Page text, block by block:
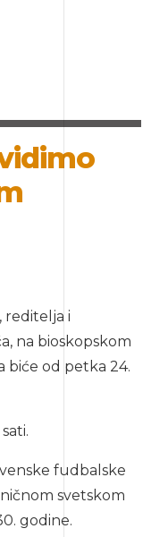
reditelja i
na bioskopskom
od petka 24.
sati.
fudbalske
svetskom
godine.